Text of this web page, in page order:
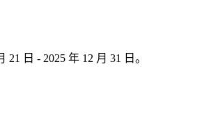
日 - 2025 年 12 月 31 日。